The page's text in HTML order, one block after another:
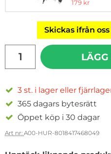
rea pris
179 kr
Skickas ifrån
3 st. i lager eller
365 dagars bytesrätt
Öppet köp i 30 dagar
Art nr: A00-HUR-8018417468049